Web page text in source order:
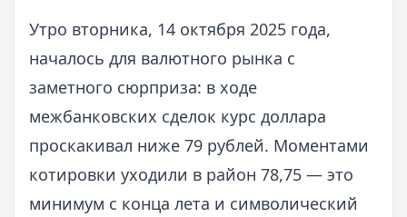
Утро вторника, 14 октября 2025 года,
началось для валютного рынка с
заметного сюрприза: в ходе
межбанковских сделок курс доллара
проскакивал ниже 79 рублей. Моментами
котировки уходили в район 78,75 — это
минимум с конца лета и символический